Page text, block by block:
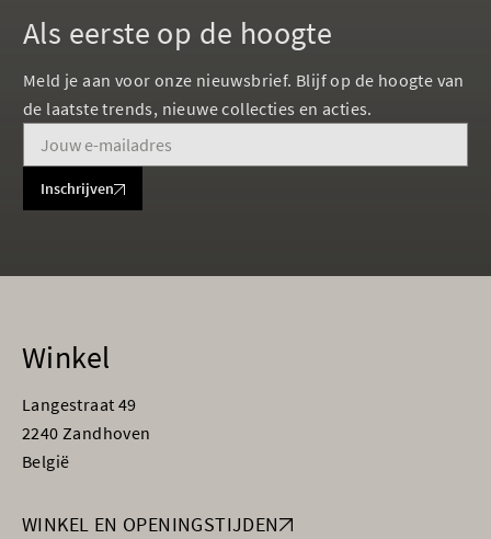
Als eerste op de hoogte
Meld je aan voor onze nieuwsbrief. Blijf op de hoogte van
de laatste trends, nieuwe collecties en acties.
Inschrijven
Winkel
Langestraat 49
2240 Zandhoven
België
WINKEL EN OPENINGSTIJDEN